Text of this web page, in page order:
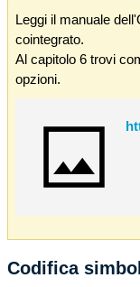
Leggi il manuale
cointegrato.
Al capitolo 6 trovi
opzioni.
Codifica